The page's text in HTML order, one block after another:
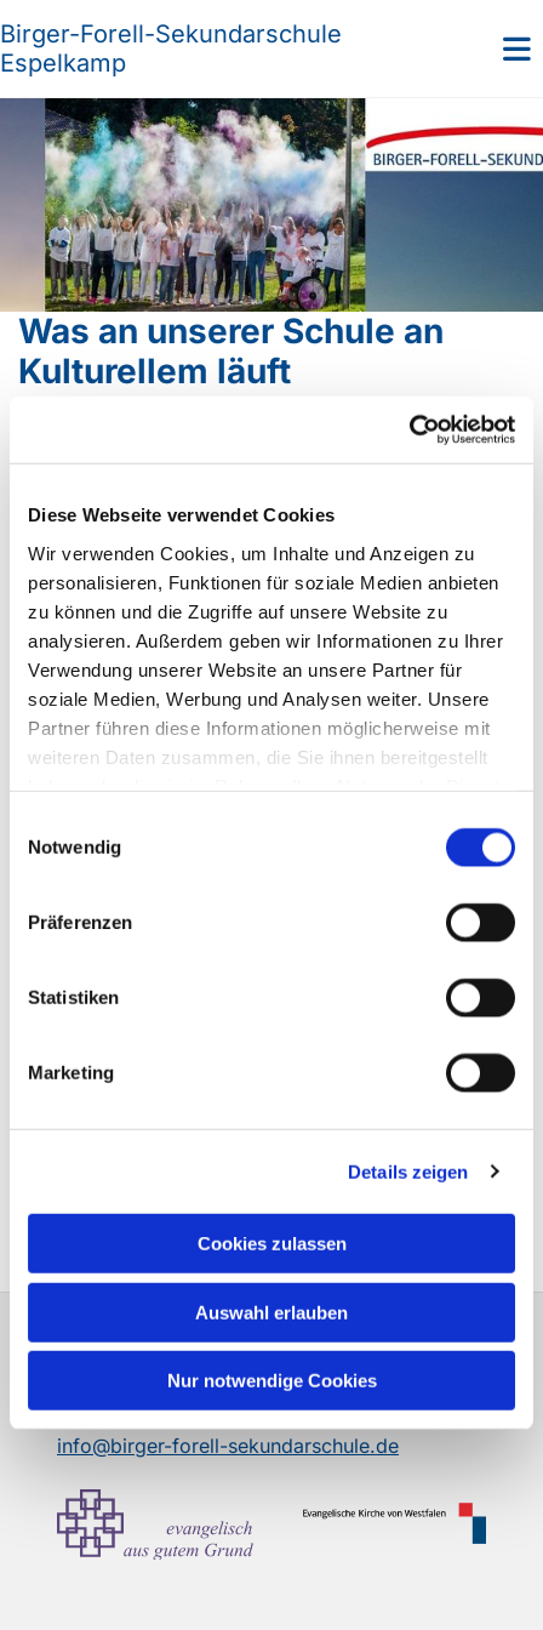
Diese Webseite verwendet Cookies
Wir verwenden Cookies, um Inhalte und Anzeigen zu
personalisieren, Funktionen für soziale Medien anbieten
zu können und die Zugriffe auf unsere Website zu
analysieren. Außerdem geben wir Informationen zu Ihrer
Verwendung unserer Website an unsere Partner für
soziale Medien, Werbung und Analysen weiter. Unsere
Partner führen diese Informationen möglicherweise mit
weiteren Daten zusammen, die Sie ihnen bereitgestellt
Notwendig
Präferenzen
Statistiken
Marketing
Details zeigen
Cookies zulassen
Auswahl erlauben
Nur notwendige Cookies
Birger-Forell-Sekundarschule
Espelkamp
Was an unserer Schule an
Kulturellem läuft
Hier zeigen wir regelmäßig in Bildergalerien alles, was
vieles andere. Es ist alles möglich.
Hier eine breitgefächerte Auswahl ...
more pics to come
Kulturprojektes mit dem Berufskolleg. Hier ein Link zu
einemPresseberichtals Beispiel.
Birger-Forell-Sekundarschule Espelkamp
Kantstraße 34 32339 Espelkamp
Tel.: 05772 - 971033
info@birger-forell-sekundarschule.de